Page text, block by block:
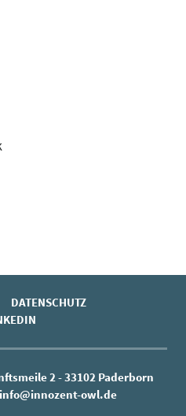
DATENSCHUTZ
2 - 33102 Paderborn
info@innozent-owl.de